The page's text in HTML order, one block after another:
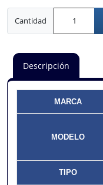
Cantidad
Descripción
MARCA
MODELO
TIPO